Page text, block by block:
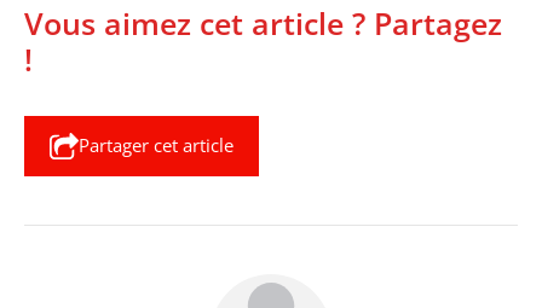
Vous aimez cet article ? Partagez
!
Partager cet article